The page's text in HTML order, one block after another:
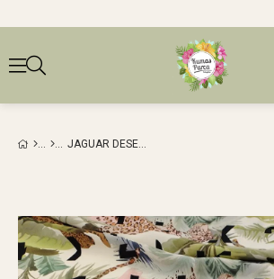
JAGUAR DESENLI VISKONLU DOKUMA (EN 145 CM X BOY 250 CM)